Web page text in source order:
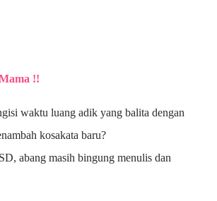
!!
waktu luang adik yang balita dengan
kosakata baru?
abang masih bingung menulis dan